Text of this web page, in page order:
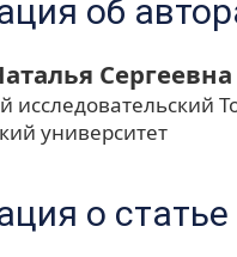
об
Сергеевна
университет
о статье